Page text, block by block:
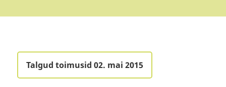
Talgud toimusid 02. mai 2015